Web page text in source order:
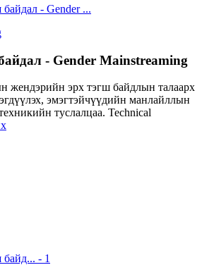
- Gender ...
- Gender Mainstreaming
жендэрийн эрх тэгш байдлын талаарх
эмэгтэйчүүдийн манлайллын
туслалцаа. Technical
- 1